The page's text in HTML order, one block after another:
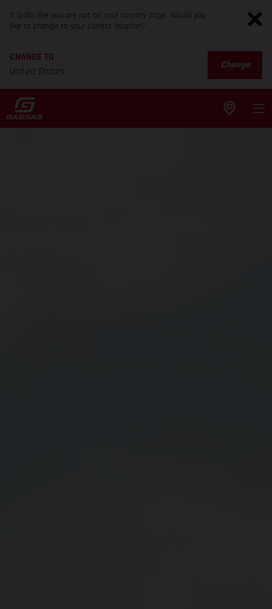
It looks like you are not on your country page. Would you
like to change to your current location?
CHANGE TO
United States
Change